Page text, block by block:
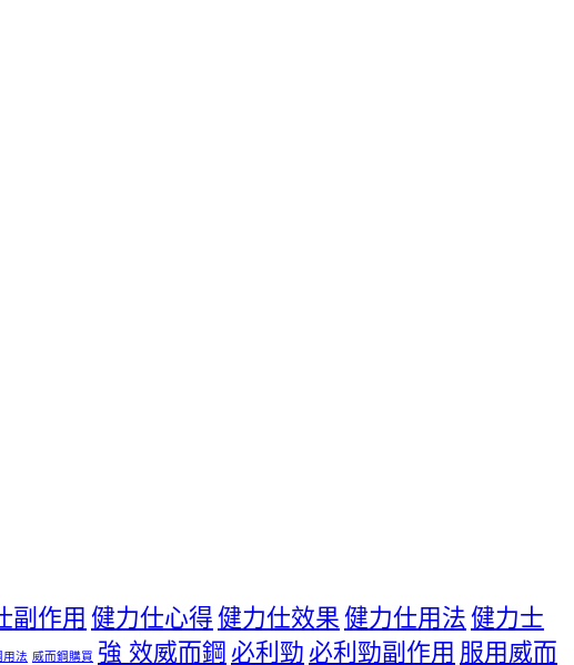
副作用 健力仕心得 健力仕效果 健力仕用法 健力士
用法 威而鋼購買 強 效威而鋼 必利勁 必利勁副作用 服用威而